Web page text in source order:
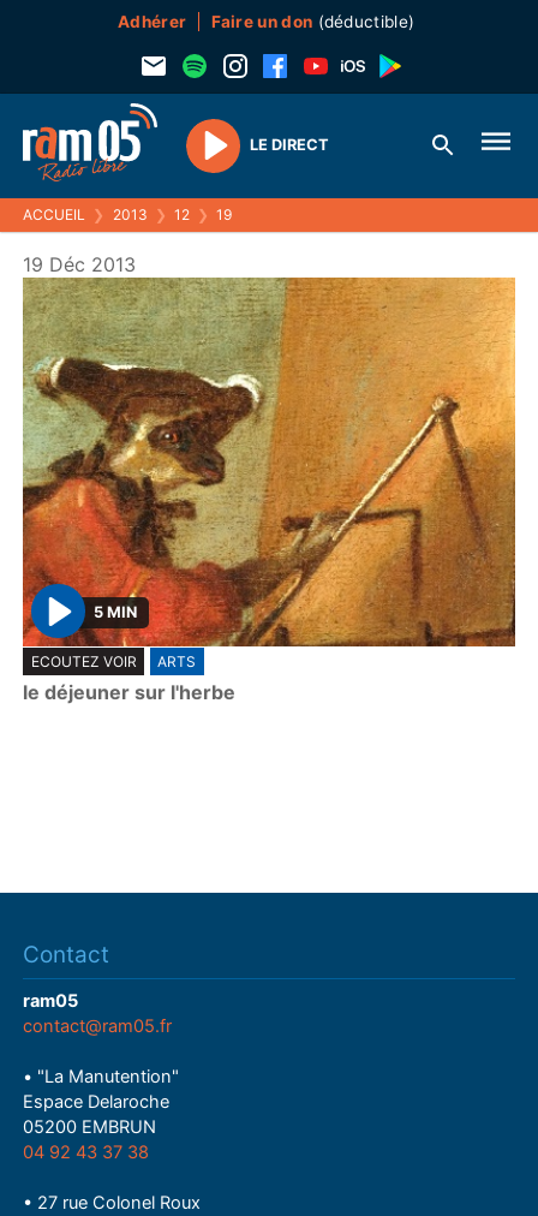
Adhérer Faire un don (déductible)
Play
LE DIRECT
ACCUEIL ❯ 2013 ❯ 12 ❯ 19
19 Déc 2013
P
l
a
5 MIN
ECOUTEZ VOIR ARTS
le déjeuner sur l'herbe
Contact
ram05
contact@ram05.fr
• "La Manutention"
Espace Delaroche
05200 EMBRUN
04 92 43 37 38
• 27 rue Colonel Roux